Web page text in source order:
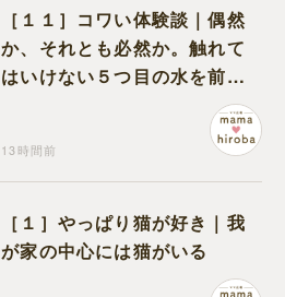
［１１］コワい体験談｜偶然
か、それとも必然か。触れて
はいけない５つ目の水を前に
13時間前
［１］やっぱり猫が好き｜我
が家の中心には猫がいる